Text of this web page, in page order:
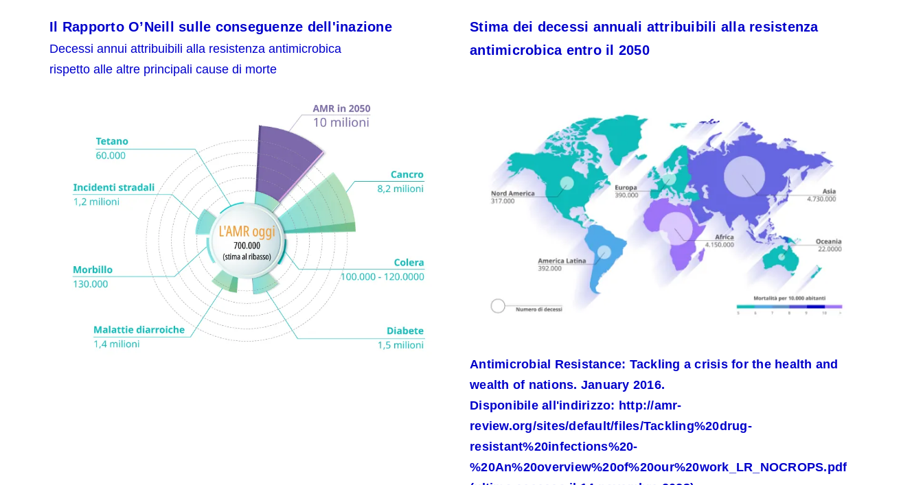
Il Rapporto O’Neill sulle conseguenze dell'inazione
Decessi annui attribuibili alla resistenza antimicrobica
rispetto alle altre principali cause di morte
Stima dei decessi annuali attribuibili alla resistenza
antimicrobica entro il 2050
Antimicrobial Resistance: Tackling a crisis for the health and
wealth of nations. January 2016.
Disponibile all'indirizzo: http://amr-
review.org/sites/default/files/Tackling%20drug-
resistant%20infections%20-
%20An%20overview%20of%20our%20work_LR_NOCROPS.pdf